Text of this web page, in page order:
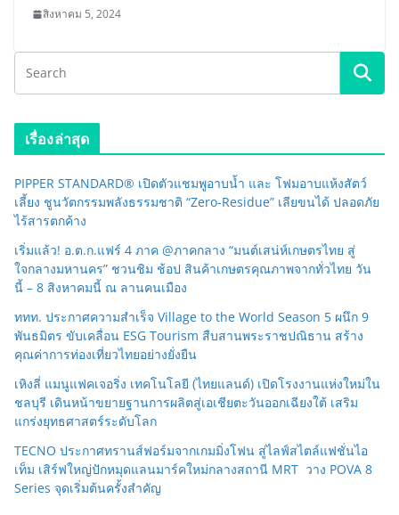
สิงหาคม 5, 2024
เรื่องล่าสุด
PIPPER STANDARD® เปิดตัวแชมพูอาบน้ำ และ โฟมอาบแห้งสัตว์
เลี้ยง ชูนวัตกรรมพลังธรรมชาติ “Zero-Residue” เลียขนได้ ปลอดภัย
ไร้สารตกค้าง
เริ่มแล้ว! อ.ต.ก.แฟร์ 4 ภาค @ภาคกลาง “มนต์เสน่ห์เกษตรไทย สู่
ใจกลางมหานคร” ชวนชิม ช้อป สินค้าเกษตรคุณภาพจากทั่วไทย วัน
นี้ – 8 สิงหาคมนี้ ณ ลานคนเมือง
ททท. ประกาศความสำเร็จ Village to the World Season 5 ผนึก 9
พันธมิตร ขับเคลื่อน ESG Tourism สืบสานพระราชปณิธาน สร้าง
คุณค่าการท่องเที่ยวไทยอย่างยั่งยืน
เหิงลี่ แมนูแฟคเจอริ่ง เทคโนโลยี (ไทยแลนด์) เปิดโรงงานแห่งใหม่ใน
ชลบุรี เดินหน้าขยายฐานการผลิตสู่เอเชียตะวันออกเฉียงใต้ เสริม
แกร่งยุทธศาสตร์ระดับโลก
TECNO ประกาศทรานส์ฟอร์มจากเกมมิ่งโฟน สู่ไลฟ์สไตล์แฟชั่นไอ
เท็ม เสิร์ฟใหญ่ปักหมุดแลนมาร์คใหม่กลางสถานี MRT วาง POVA 8
Series จุดเริ่มต้นครั้งสำคัญ